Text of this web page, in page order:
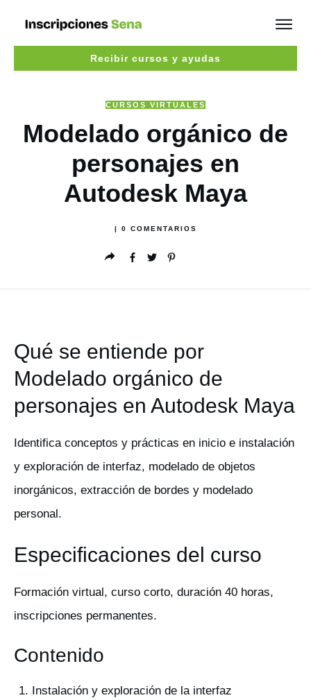
Recibir cursos y ayudas
CURSOS VIRTUALES
Modelado orgánico de
personajes en
Autodesk Maya
0 COMENTARIOS
Qué se entiende por
Modelado orgánico de
personajes en Autodesk Maya
Identifica conceptos y prácticas en inicio e instalación
y exploración de interfaz, modelado de objetos
inorgánicos, extracción de bordes y modelado
personal.
Especificaciones del curso
Formación virtual, curso corto, duración 40 horas,
inscripciones permanentes.
Contenido
Instalación y exploración de la interfaz